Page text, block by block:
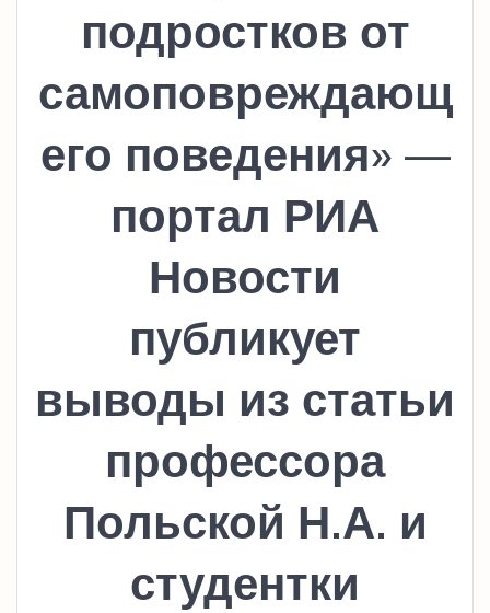
подростков от
самоповреждающ
его поведения» —
портал РИА
Новости
публикует
выводы из статьи
профессора
Польской Н.А. и
студентки